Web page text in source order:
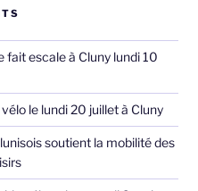
fait escale à Cluny lundi 10
le lundi 20 juillet à Cluny
soutient la mobilité des